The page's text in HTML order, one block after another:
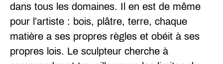
dans tous les domaines. Il en est de même
pour l’artiste : bois, plâtre, terre, chaque
matière a ses propres règles et obéit à ses
propres lois. Le sculpteur cherche à